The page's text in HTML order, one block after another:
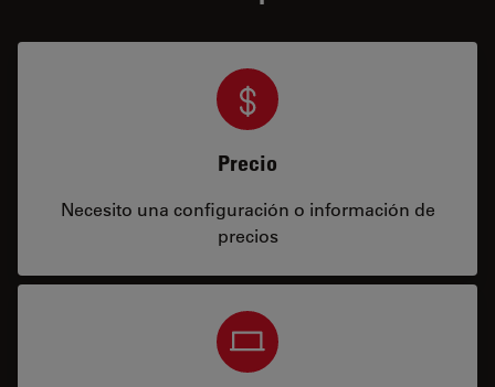
Precio
Necesito una configuración o información de
precios